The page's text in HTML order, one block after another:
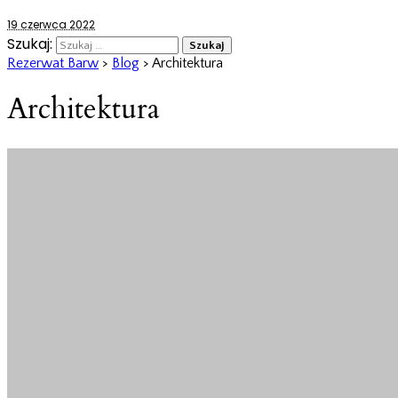
19 czerwca 2022
Szukaj:
Rezerwat Barw > Blog > Architektura
Architektura